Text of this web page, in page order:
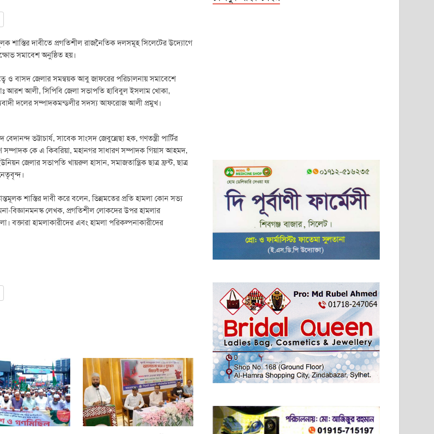
শাস্তির দাবীতে প্রগতিশীল রাজনৈতিক দলসমূহ সিলেটের উদ্যোগে
সমাবেশ অনুষ্ঠিত হয়।
ও বাসদ জেলার সমন্বয়ক আবু জাফরের পরিচালনায় সমাবেশে
মোঃ আরশ আলী, সিপিবি জেলা সভাপতি হাবিবুল ইসলাম খোকা,
দলের সম্পাদকমন্ডলীর সদস্য আফরোজ আলী প্রমুখ।
ভট্টাচার্য, সাবেক সাংসদ জেবুন্নেছা হক, গণতন্ত্রী পার্টির
কে এ কিবরিয়া, মহানগর সাধারণ সম্পাদক গিয়াস আহমদ,
জেলার সভাপতি খায়রুল হাসান, সমাজতান্ত্রিক ছাত্র ফ্রন্ট, ছাত্র
শাস্তির দাবী করে বলেন, ভিন্নমতের প্রতি হামলা কোন সভ্য
বিজ্ঞানমনস্ক লেখক, প্রগতিশীল লোকদের উপর হামলার
হামলাকারীদের এবং হামলা পরিকল্পনাকারীদের